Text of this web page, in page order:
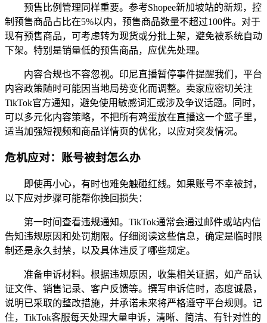
预售比例管理同样重要。参考Shopee新加坡站的新规，控
制预售商品占比在5%以内，预售商品数量不超过100件。对于
现有预售商品，可考虑转为现货或分批上架，避免被系统自动
下架。特别是销量低的预售商品，应优先处理。
内容合规也不容忽视。印尼直播暂停事件提醒我们，平台
内容政策随时可能因当地局势变化而调整。卖家应密切关注
TikTok官方通知，避免使用敏感词汇或涉及争议话题。同时，
可以多元化内容策略，不把所有鸡蛋放在直播这一个篮子里，
适当加强短视频和商品详情页的优化，以应对突发情况。
危机应对：账号被封怎么办
即使再小心，有时也难免触碰红线。如果账号不幸被封，
以下应对步骤可能帮你挽回损失：
第一时间查看违规通知。TikTok通常会通过邮件或站内信
告知违规原因和处罚期限。仔细阅读这些信息，确定是临时限
制还是永久封禁，以及具体违反了哪些规定。
准备申诉材料。根据违规原因，收集相关证据，如产品认
证文件、销售记录、客户反馈等。撰写申诉信时，态度诚恳，
说明已采取的整改措施，并承诺未来将严格遵守平台规则。记
住，TikTok客服每天处理大量申诉，清晰、简洁、有针对性的